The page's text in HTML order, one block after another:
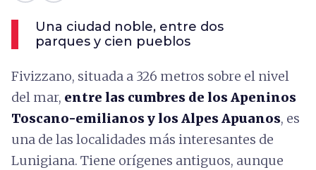
Una ciudad noble, entre dos
parques y cien pueblos
Fivizzano, situada a 326 metros sobre el nivel
del mar, entre las cumbres de los Apeninos
Toscano-emilianos y los Alpes Apuanos, es
una de las localidades más interesantes de
Lunigiana. Tiene orígenes antiguos, aunque